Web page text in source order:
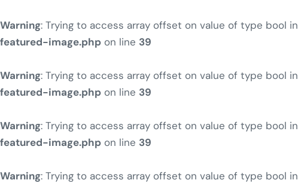
Warning: Trying to access array offset on value of type bool in
featured-image.php on line 39
Warning: Trying to access array offset on value of type bool in
featured-image.php on line 39
Warning: Trying to access array offset on value of type bool in
featured-image.php on line 39
Warning: Trying to access array offset on value of type bool in